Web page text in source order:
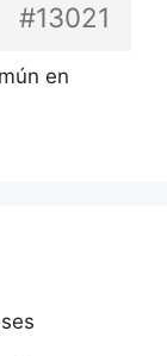
#13021
en